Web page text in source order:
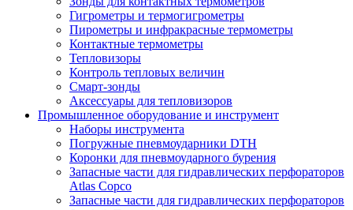
Гигрометры и термогигрометры
Пирометры и инфракрасные термометры
Контактные термометры
Тепловизоры
Контроль тепловых величин
Смарт-зонды
Аксессуары для тепловизоров
Промышленное оборудование и инструмент
Наборы инструмента
Погружные пневмоударники DTH
Коронки для пневмоударного бурения
Запасные части для гидравлических перфораторов
Atlas Copco
Запасные части для гидравлических перфораторов